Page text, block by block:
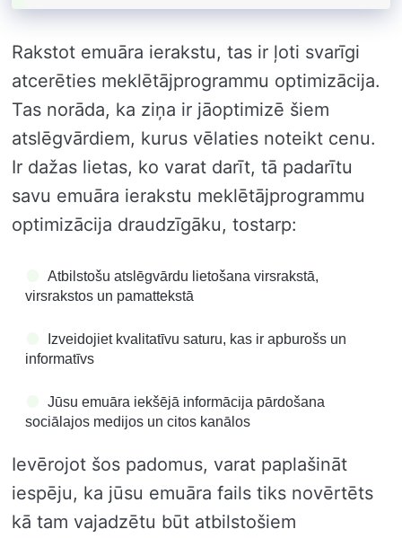
Rakstot emuāra ierakstu, tas ir ļoti svarīgi
atcerēties meklētājprogrammu optimizācija.
Tas norāda, ka ziņa ir jāoptimizē šiem
atslēgvārdiem, kurus vēlaties noteikt cenu.
Ir dažas lietas, ko varat darīt, tā padarītu
savu emuāra ierakstu meklētājprogrammu
optimizācija draudzīgāku, tostarp:
Atbilstošu atslēgvārdu lietošana virsrakstā,
virsrakstos un pamattekstā
Izveidojiet kvalitatīvu saturu, kas ir apburošs un
informatīvs
Jūsu emuāra iekšējā informācija pārdošana
sociālajos medijos un citos kanālos
Ievērojot šos padomus, varat paplašināt
iespēju, ka jūsu emuāra fails tiks novērtēts
kā tam vajadzētu būt atbilstošiem